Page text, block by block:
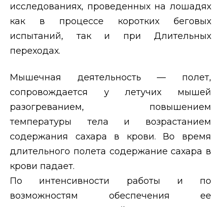
исследованиях, проведенных на лошадях
как в процессе коротких беговых
испытаний, так и при Длительных
переходах.
Мышечная деятельность — полет,
сопровождается у летучих мышей
разогреванием, повышением
температуры тела и возрастанием
содержания сахара в крови. Во время
длительного полета содержание сахара в
крови падает.
По интенсивности работы и по
возможностям обеспечения ее